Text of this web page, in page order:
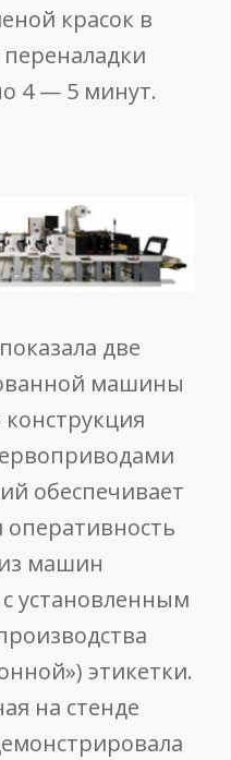
красок в
4 — 5 минут.
две
машины
конструкция
обеспечивает
машин
установленным
этикетки.
на стенде